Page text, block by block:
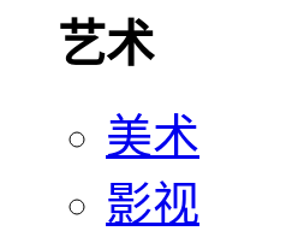
艺术
美术
影视